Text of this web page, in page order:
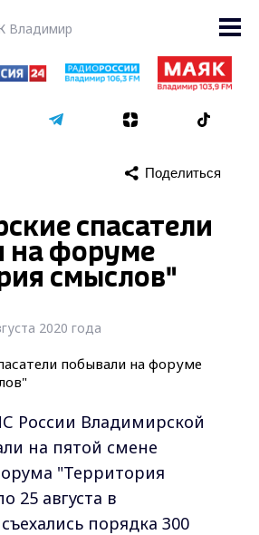
Владимир
Поделиться
спасатели
на форуме
смыслов"
2020 года
России Владимирской
на пятой смене
"Территория
25 августа в
порядка 300